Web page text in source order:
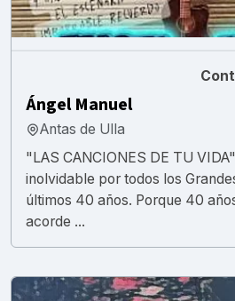
Ángel Manuel
Antas de Ulla
"LAS CANCIONES DE TU
inolvidable por todos los
últimos 40 años. Porque 40
acorde ...